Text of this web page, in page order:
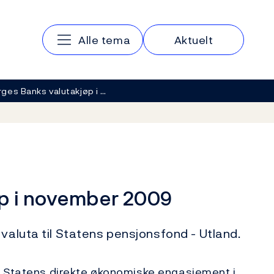
Hovedmeny
Alle tema Aktuelt
Banks valutakjøp i …
i november 2009
til Statens pensjonsfond - Utland.